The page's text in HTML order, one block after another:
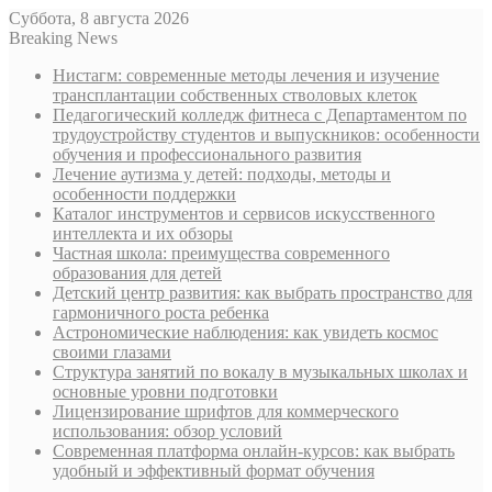
Суббота, 8 августа 2026
Breaking News
Нистагм: современные методы лечения и изучение
трансплантации собственных стволовых клеток
Педагогический колледж фитнеса с Департаментом по
трудоустройству студентов и выпускников: особенности
обучения и профессионального развития
Лечение аутизма у детей: подходы, методы и
особенности поддержки
Каталог инструментов и сервисов искусственного
интеллекта и их обзоры
Частная школа: преимущества современного
образования для детей
Детский центр развития: как выбрать пространство для
гармоничного роста ребенка
Астрономические наблюдения: как увидеть космос
своими глазами
Структура занятий по вокалу в музыкальных школах и
основные уровни подготовки
Лицензирование шрифтов для коммерческого
использования: обзор условий
Современная платформа онлайн-курсов: как выбрать
удобный и эффективный формат обучения